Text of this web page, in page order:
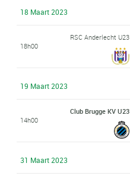
18 Maart 2023
18h00
RSC Anderlecht U23
19 Maart 2023
14h00
Club Brugge KV U23
31 Maart 2023